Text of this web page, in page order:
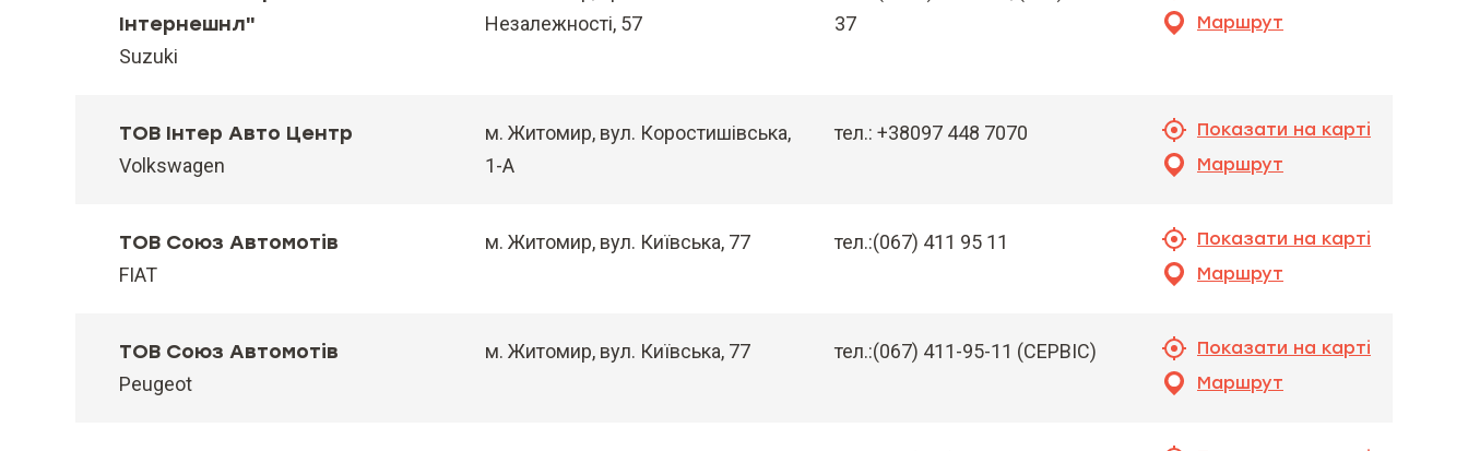
Інтернешнл"
Suzuki
Незалежностi, 57
37
Маршрут
ТОВ Інтер Авто Центр
Volkswagen
м. Житомир, вул. Коростишівська,
1-А
тел.: +38097 448 7070
Показати на карті
Маршрут
ТОВ Союз Автомотів
FIAT
м. Житомир, вул. Київська, 77 тел.:(067) 411 95 11
Показати на карті
Маршрут
ТОВ Союз Автомотів
Peugeot
м. Житомир, вул. Київська, 77 тел.:(067) 411-95-11 (СЕРВІС)
Показати на карті
Маршрут